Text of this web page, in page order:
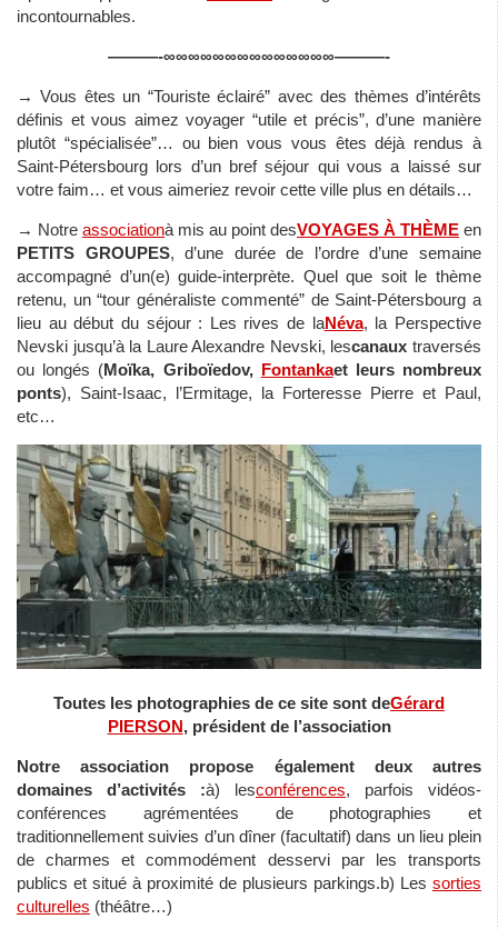
incontournables.
———-∞∞∞∞∞∞∞∞∞∞∞∞∞∞———-
→Vous êtes un “Touriste éclairé” avec des thèmes d’intérêts
définis et vous aimez voyager “utile et précis”, d’une manière
plutôt “spécialisée”… ou bien vous vous êtes déjà rendus à
Saint-Pétersbourg lors d’un bref séjour qui vous a laissé sur
votre faim… et vous aimeriez revoir cette ville plus en détails…
→ Notre associationà mis au point desVOYAGES À THÈME en
PETITS GROUPES, d’une durée de l’ordre d’une semaine
accompagné d’un(e) guide-interprète. Quel que soit le thème
retenu, un “tour généraliste commenté” de Saint-Pétersbourg a
lieu au début du séjour : Les rives de laNéva, la Perspective
Nevski jusqu’à la Laure Alexandre Nevski, lescanaux traversés
ou longés (Moïka, Griboïedov, Fontankaet leurs nombreux
ponts), Saint-Isaac, l’Ermitage, la Forteresse Pierre et Paul,
etc…
Toutes les photographies de ce site sont deGérard
PIERSON, président de l’association
Notre association propose également deux autres
domaines d’activités :à) lesconférences, parfois vidéos-
conférences agrémentées de photographies et
traditionnellement suivies d’un dîner (facultatif) dans un lieu plein
de charmes et commodément desservi par les transports
publics et situé à proximité de plusieurs parkings.b) Les sorties
culturelles (théâtre…)